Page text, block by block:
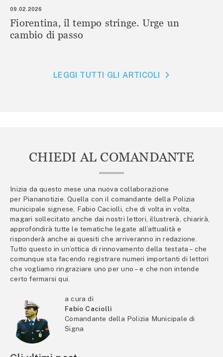
09.02.2026
Fiorentina, il tempo stringe. Urge un
cambio di passo
LEGGI TUTTI GLI ARTICOLI
CHIEDI AL COMANDANTE
Inizia da questo mese una nuova collaborazione
per Piananotizie. Quella con il comandante della Polizia
municipale signese, Fabio Caciolli, che di volta in volta,
magari sollecitato anche dai nostri lettori, illustrerà, chiarirà,
approfondirà tutte le tematiche legate all’attualità e
risponderà anche ai quesiti che arriveranno in redazione.
Tutto questo in un’ottica di rinnovamento della testata – che
comunque sta facendo registrare numeri importanti di lettori
che vogliamo ringraziare uno per uno – e che non intende
certo fermarsi qui.
a cura di
Fabio Caciolli
Comandante della Polizia Municipale di
Signa